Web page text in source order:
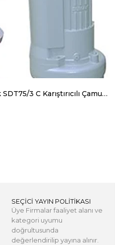
Sumak SDT75/3 C Karıştırıcılı Çamur Suyu Dalgıç Pompa Trifaze (380V) 7.5HP
SEÇİCİ YAYIN POLİTİKASI
Üye Firmalar faaliyet alanı ve
kategori uyumu
doğrultusunda
değerlendirilip yayına alınır.